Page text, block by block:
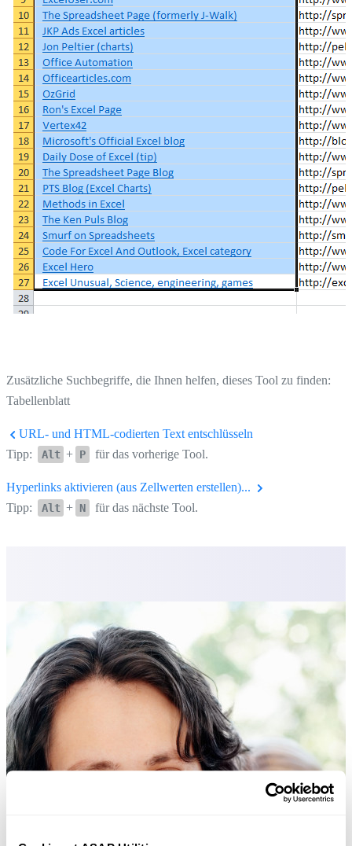
Zusätzliche Suchbegriffe, die Ihnen helfen, dieses Tool zu finden:
Tabellenblatt
URL- und HTML-codierten Text entschlüsseln
Tipp:
Alt + P für das vorherige Tool.
Hyperlinks aktivieren (aus Zellwerten erstellen)...
Tipp:
Alt + N für das nächste Tool.